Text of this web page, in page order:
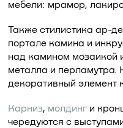
мебели: мрамор,
Также стилистика ар-
портале камина и
над камином мозаикой
металла и перламутра.
декоративный элемент
Карниз, молдинги
чередуются с